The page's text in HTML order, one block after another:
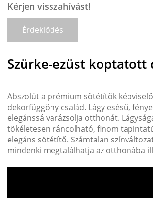
Kérjen visszahívást!
Érdeklődés
Szürke-ezüst koptatott
Abszolút a prémium sötétítők
dekorfüggöny család. Lágy esésű,
elegánssá varázsolja otthonát.
tökéletesen ráncolható, finom
elegáns sötétítő. Számtalan
mindenki megtalálhatja az otthonába